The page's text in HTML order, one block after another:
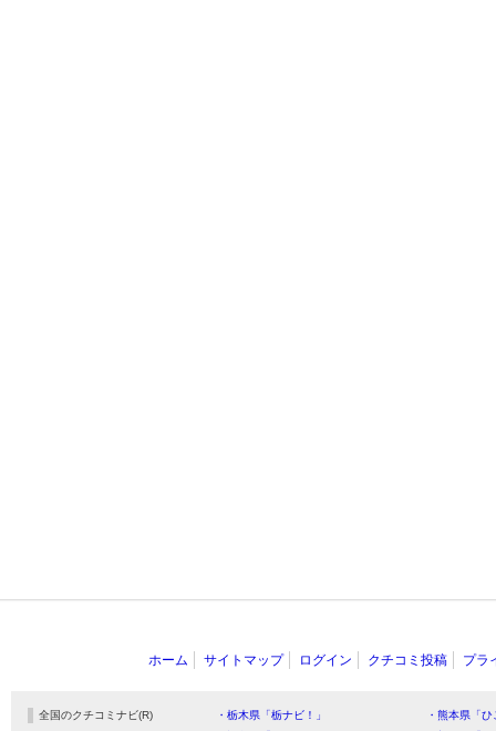
ホーム サイトマップ ログイン クチコミ投稿 プラ
全国のクチコミナビ(R) ・栃木県「栃ナビ！」
・熊本県「